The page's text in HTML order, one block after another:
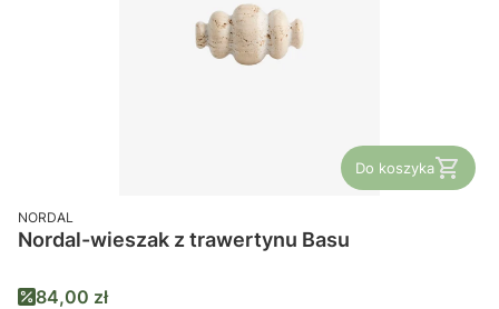
Do koszyka
PRODUCENT
NORDAL
Nordal-wieszak z trawertynu Basu
Cena promocyjna
84,00 zł